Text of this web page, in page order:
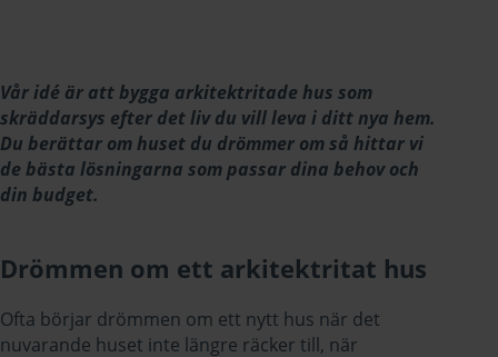
Vår idé är att bygga arkitektritade hus som
skräddarsys efter det liv du vill leva i ditt nya hem.
Du berättar om huset du drömmer om så hittar vi
de bästa lösningarna som passar dina behov och
din budget.
Drömmen om ett arkitektritat hus
Ofta börjar drömmen om ett nytt hus när det
nuvarande huset inte längre räcker till, när